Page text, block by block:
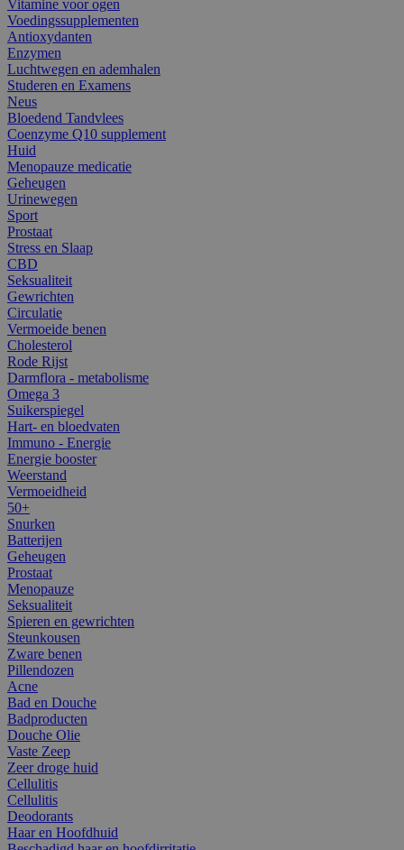
Vitamine voor ogen
Voedingssupplementen
Antioxydanten
Enzymen
Luchtwegen en ademhalen
Studeren en Examens
Neus
Bloedend Tandvlees
Coenzyme Q10 supplement
Huid
Menopauze medicatie
Geheugen
Urinewegen
Sport
Prostaat
Stress en Slaap
CBD
Seksualiteit
Gewrichten
Circulatie
Vermoeide benen
Cholesterol
Rode Rijst
Darmflora - metabolisme
Omega 3
Suikerspiegel
Hart- en bloedvaten
Immuno - Energie
Energie booster
Weerstand
Vermoeidheid
50+
Snurken
Batterijen
Geheugen
Prostaat
Menopauze
Seksualiteit
Spieren en gewrichten
Steunkousen
Zware benen
Pillendozen
Acne
Bad en Douche
Badproducten
Douche Olie
Vaste Zeep
Zeer droge huid
Cellulitis
Cellulitis
Deodorants
Haar en Hoofdhuid